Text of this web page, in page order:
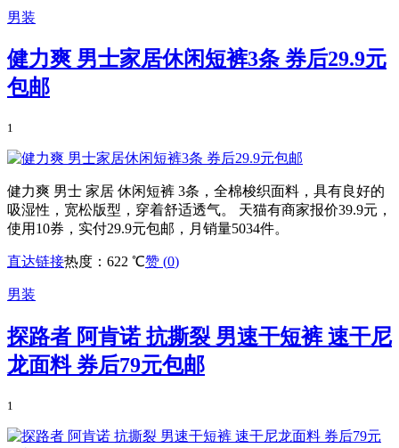
男装
健力爽 男士家居休闲短裤3条 券后29.9元
包邮
1
健力爽 男士 家居 休闲短裤 3条，全棉梭织面料，具有良好的
吸湿性，宽松版型，穿着舒适透气。 天猫有商家报价39.9元，
使用10券，实付29.9元包邮，月销量5034件。
直达链接热度：622 ℃赞 (0)
男装
探路者 阿肯诺 抗撕裂 男速干短裤 速干尼
龙面料 券后79元包邮
1